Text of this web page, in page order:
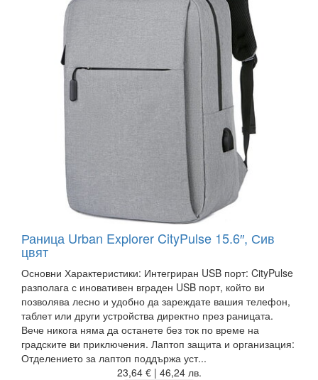
Раница Urban Explorer CityPulse 15.6″, Сив
цвят
Основни Характеристики: Интегриран USB порт: CityPulse
разполага с иновативен вграден USB порт, който ви
позволява лесно и удобно да зареждате вашия телефон,
таблет или други устройства директно през раницата.
Вече никога няма да останете без ток по време на
градските ви приключения. Лаптоп защита и организация:
Отделението за лаптоп поддържа уст...
23,64 € | 46,24 лв.